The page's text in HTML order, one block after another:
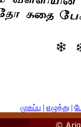
முகப்பு | எழுத்து |